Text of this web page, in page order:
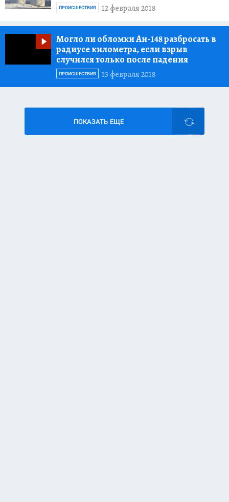
12 февраля 2018
ПРОИСШЕСТВИЯ
Могло ли обломки Ан-148 разбросать в
радиусе километра, если взрыв
случился только после падения
13 февраля 2018
ПРОИСШЕСТВИЯ
ПОКАЗАТЬ ЕЩЕ